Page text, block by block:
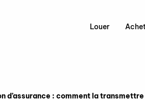
Louer
d’assurance : comment la transmettre